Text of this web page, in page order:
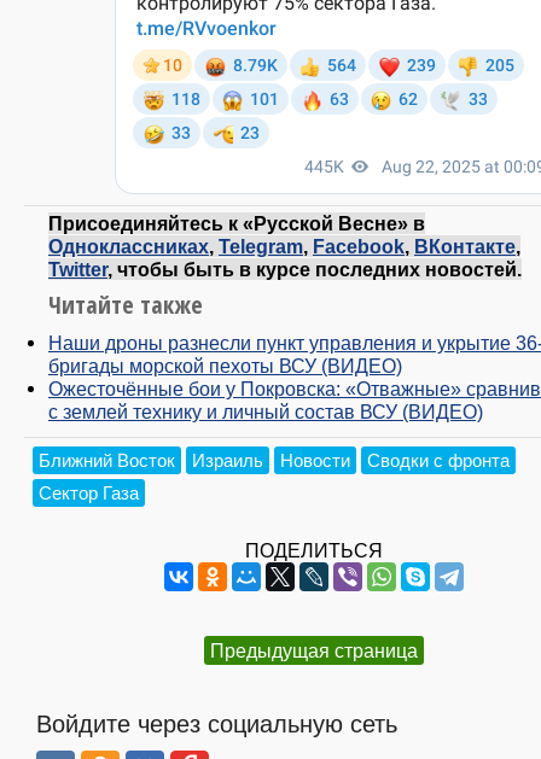
Присоединяйтесь к «Русской Весне» в
Одноклассниках, Telegram, Facebook, ВКонтакте,
Twitter, чтобы быть в курсе последних новостей.
Читайте также
Наши дроны разнесли пункт управления и укрытие
бригады морской пехоты ВСУ (ВИДЕО)
Ожесточённые бои у Покровска: «Отважные»
с землей технику и личный состав ВСУ (ВИДЕО)
Ближний Восток Израиль Новости
Сводки с фронта
Сектор Газа
ПОДЕЛИТЬСЯ
Предыдущая страница
Войдите через социальную сеть